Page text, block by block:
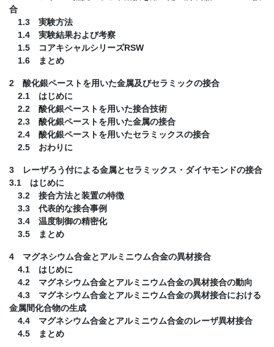
合
1.3 実験方法
1.4 実験結果および考察
1.5 コアキシャルシリーズRSW
1.6 まとめ
2 酸化銀ペーストを用いた金属及びセラミックの接合
2.1 はじめに
2.2 酸化銀ペーストを用いた接合技術
2.3 酸化銀ペーストを用いた金属の接合
2.4 酸化銀ペーストを用いたセラミックスの接合
2.5 おわりに
3 レーザろう付による金属とセラミックス・ダイヤモンドの接合
3.1 はじめに
3.2 接合方法と装置の特徴
3.3 代表的な接合事例
3.4 温度制御の精密化
3.5 まとめ
4 マグネシウム合金とアルミニウム合金の異材接合
4.1 はじめに
4.2 マグネシウム合金とアルミニウム合金の異材接合の動向
4.3 マグネシウム合金とアルミニウム合金の異材接合における
金属間化合物の生成
4.4 マグネシウム合金とアルミニウム合金のレーザ異材接合
4.5 まとめ